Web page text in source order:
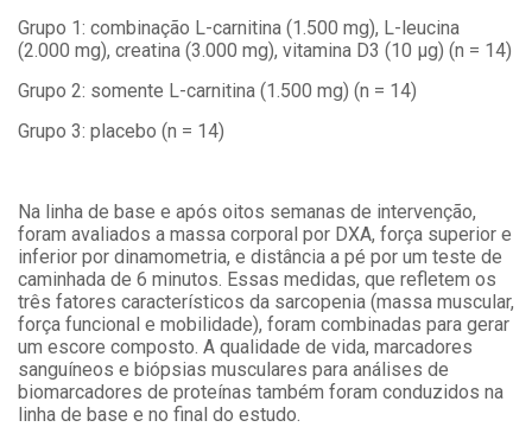
Grupo 1: combinação L-carnitina (1.500 mg), L-leucina
(2.000 mg), creatina (3.000 mg), vitamina D3 (10 μg) (n = 14)
Grupo 2: somente L-carnitina (1.500 mg) (n = 14)
Grupo 3: placebo (n = 14)
Na linha de base e após oitos semanas de intervenção,
foram avaliados a massa corporal por DXA, força superior e
inferior por dinamometria, e distância a pé por um teste de
caminhada de 6 minutos. Essas medidas, que refletem os
três fatores característicos da sarcopenia (massa muscular,
força funcional e mobilidade), foram combinadas para gerar
um escore composto. A qualidade de vida, marcadores
sanguíneos e biópsias musculares para análises de
biomarcadores de proteínas também foram conduzidos na
linha de base e no final do estudo.